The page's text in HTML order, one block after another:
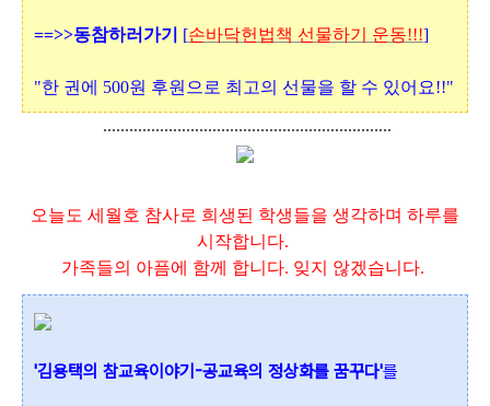
==>>동참하러가기 [손바닥헌법책 선물하기 운동!!!]
"한 권에 500원 후원으로 최고의 선물을 할 수 있어요!!"
..................................................................
오늘도 세월호 참사로 희생된 학생들을 생각하며 하루를
시작합니다.
가족들의 아픔에 함께 합니다. 잊지 않겠습니다.
'김용택의 참교육이야기-공교육의 정상화를 꿈꾸다'를